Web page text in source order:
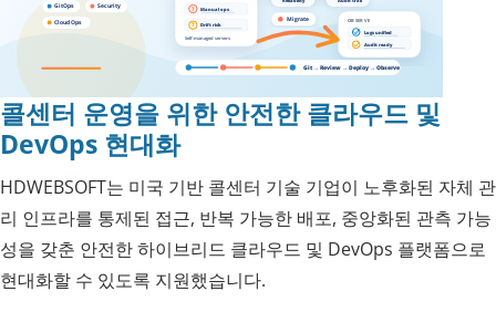
콜센터 운영을 위한 안전한 클라우드 및
DevOps 현대화
HDWEBSOFT는 미국 기반 콜센터 기술 기업이 노후화된 자체 관
리 인프라를 통제된 접근, 반복 가능한 배포, 중앙화된 관측 가능
성을 갖춘 안전한 하이브리드 클라우드 및 DevOps 플랫폼으로
현대화할 수 있도록 지원했습니다.